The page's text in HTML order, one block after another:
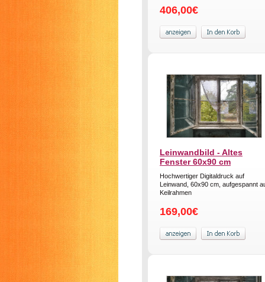
406,00€
Leinwandbild - Altes
Fenster 60x90 cm
Hochwertiger Digitaldruck auf
Leinwand, 60x90 cm, aufgespannt
Keilrahmen
169,00€